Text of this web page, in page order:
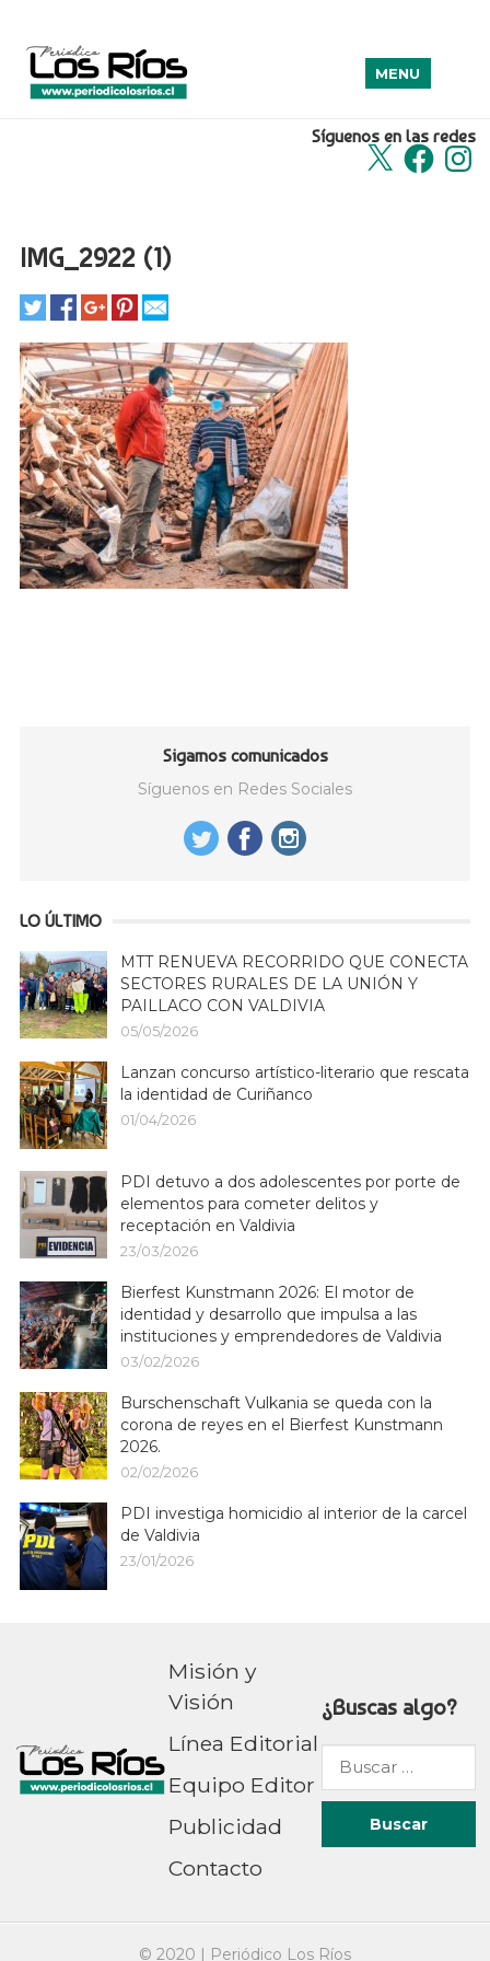
Síguenos en las redes
X Facebook
MENU
IMG_2922 (1)
Sigamos comunicados
Síguenos en Redes Sociales
LO ÚLTIMO
MTT RENUEVA RECORRIDO QUE CONECTA
SECTORES RURALES DE LA UNIÓN Y
PAILLACO CON VALDIVIA
05/05/2026
Lanzan concurso artístico-literario que rescata
la identidad de Curiñanco
01/04/2026
PDI detuvo a dos adolescentes por porte de
elementos para cometer delitos y
receptación en Valdivia
23/03/2026
Bierfest Kunstmann 2026: El motor de
identidad y desarrollo que impulsa a las
instituciones y emprendedores de Valdivia
03/02/2026
Burschenschaft Vulkania se queda con la
corona de reyes en el Bierfest Kunstmann
2026.
02/02/2026
PDI investiga homicidio al interior de la carcel
de Valdivia
23/01/2026
Misión y
Visión
Línea Editorial
Equipo Editor
Publicidad
Contacto
¿Buscas algo?
Buscar
por:
© 2020 | Periódico Los Ríos